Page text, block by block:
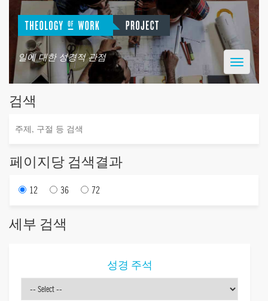
일에 대한 성경적 관점
Toggle
검색
페이지당 검색결과
12 36 72
세부 검색
성경 주석